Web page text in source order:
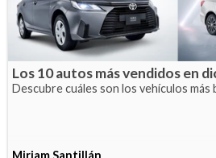
Los 10 autos más vendidos en
Descubre cuáles son los vehículos
Miriam Santillán